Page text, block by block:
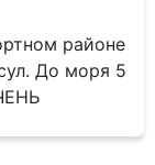
районе
До моря 5